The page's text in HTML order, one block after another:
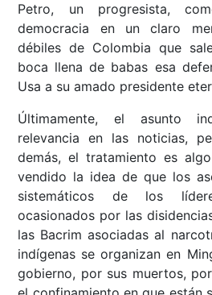
Petro, un progresista,
democracia en un claro
débiles de Colombia que
boca llena de babas esa
Usa a su amado presidente
Últimamente, el asunto
relevancia en las noticias,
demás, el tratamiento es
vendido la idea de que los
sistemáticos de los
ocasionados por las
las Bacrim asociadas al
indígenas se organizan en
gobierno, por sus muertos,